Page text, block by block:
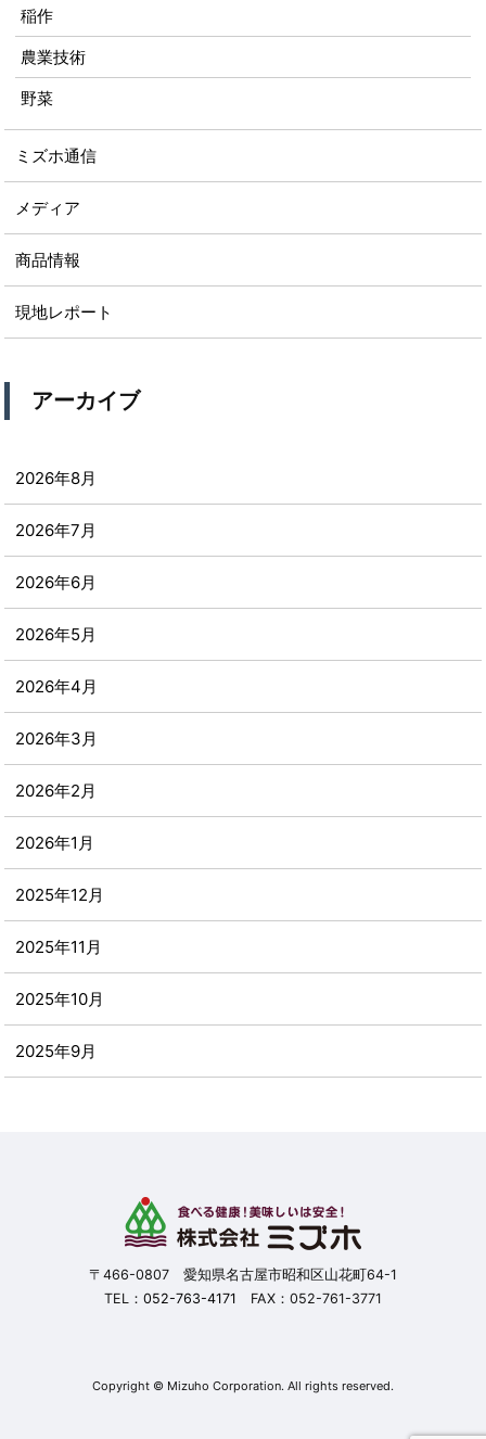
稲作
農業技術
野菜
ミズホ通信
メディア
商品情報
現地レポート
アーカイブ
2026年8月
2026年7月
2026年6月
2026年5月
2026年4月
2026年3月
2026年2月
2026年1月
2025年12月
2025年11月
2025年10月
2025年9月
〒466-0807 愛知県名古屋市昭和区山花町64-1
TEL： 052-763-4171 FAX：052-761-3771
Copyright © Mizuho Corporation. All rights reserved.